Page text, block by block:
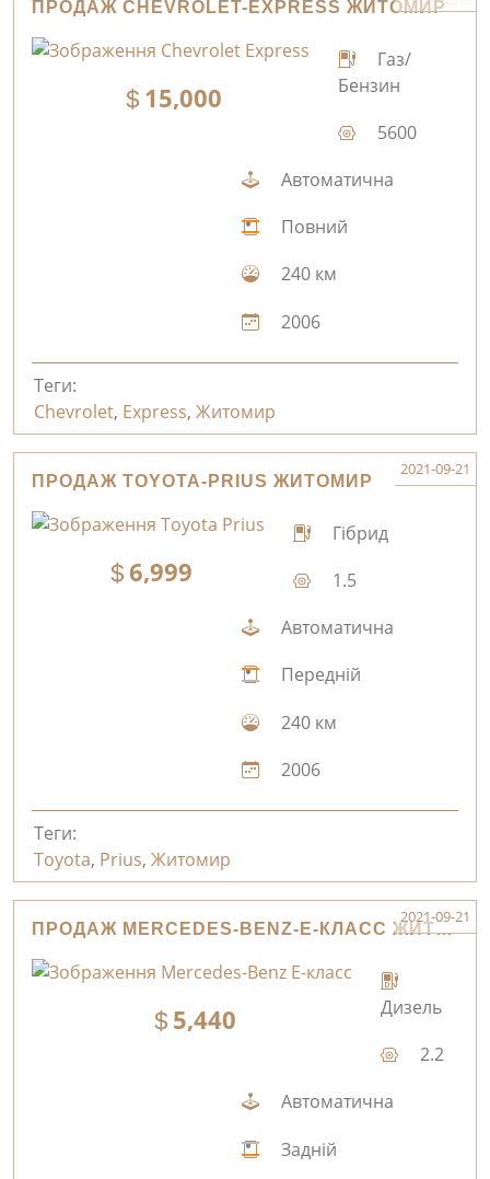
ПРОДАЖ CHEVROLET-EXPRESS ЖИТОМИР
15,000
Газ/
Бензин
5600
Автоматична
Повний
240 км
2006
Теги:
Chevrolet, Express, Житомир
ПРОДАЖ TOYOTA-PRIUS ЖИТОМИР
2021-09-21
6,999
Гібрид
1.5
Автоматична
Передній
240 км
2006
Теги:
Toyota, Prius, Житомир
ПРОДАЖ MERCEDES-BENZ-E-КЛАСС ЖИТОМИР
2021-09-21
5,440
Дизель
2.2
Автоматична
Задній